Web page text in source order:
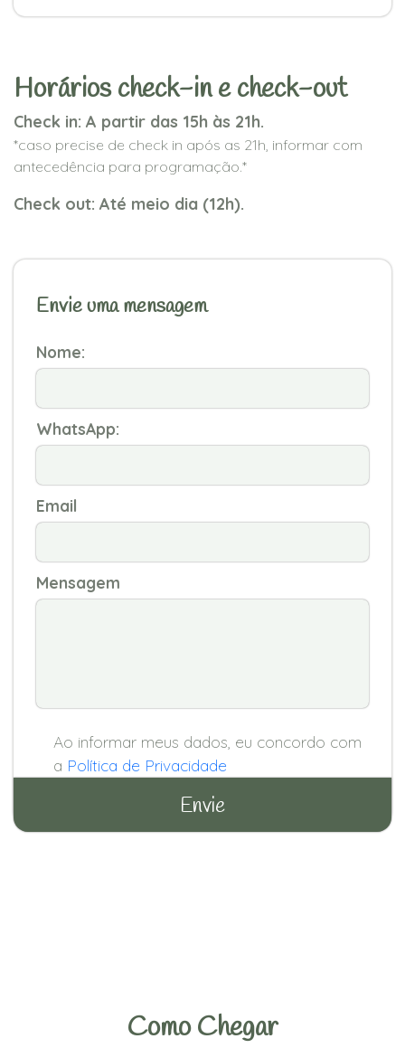
Horários check-in e check-out
Check in: A partir das 15h às 21h.
*caso precise de check in após as 21h, informar com
antecedência para programação.*
Check out: Até meio dia (12h).
Envie uma mensagem
Nome:
WhatsApp:
Email
Mensagem
Ao informar meus dados, eu concordo com
a Política de Privacidade
Como Chegar